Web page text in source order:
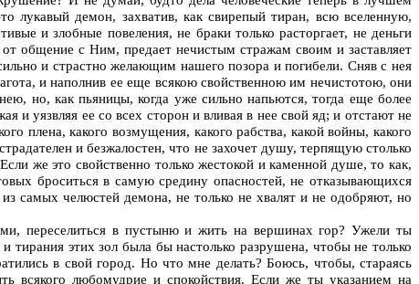
лукавый демон, захватив, как свирепый тиран, всю вселенную,
и злобные повеления, не браки только расторгает, не деньги
общение с Ним, предает нечистым стражам своим и заставляет
и страстно желающим нашего позора и погибели. Сняв с нея
и наполнив ее еще всякою свойственною им нечистотою, они
но, как пьяницы, когда уже сильно напьются, тогда еще более
и уязвляя ее со всех сторон и вливая в нее свой яд; и отстают не
плена, какого возмущения, какого рабства, какой войны, какого
и безжалостен, что не захочет душу, терпящую столько
же это свойственно только жестокой и каменной душе, то как,
броситься в самую средину опасностей, не отказывающихся
самых челюстей демона, не только не хвалят и не одобряют, но
переселиться в пустыню и жить на вершинах гор? Ужели ты
этих зол была бы настолько разрушена, чтобы не только
в свой город. Но что мне делать? Боюсь, чтобы, стараясь
всякого любомудрие и спокойствия. Если же ты указанием на